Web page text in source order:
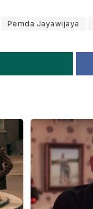
Pemda Jayawijaya